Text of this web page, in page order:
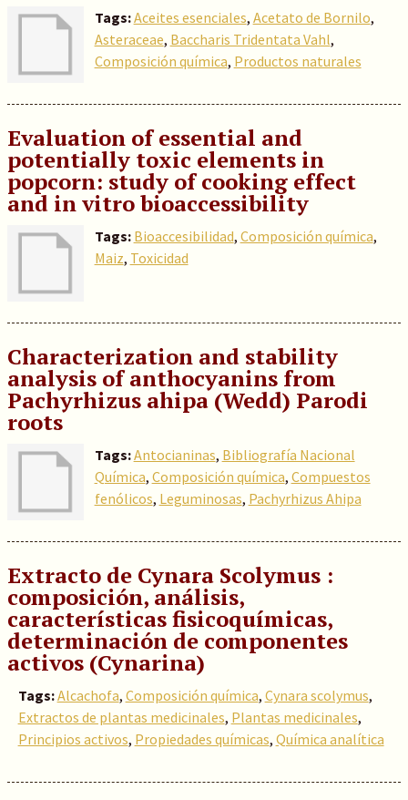
Tags:Aceites esenciales, Acetato de Bornilo,
Asteraceae, Baccharis Tridentata Vahl,
Composición química, Productos naturales
Evaluation of essential and
potentially toxic elements in
popcorn: study of cooking effect
and in vitro bioaccessibility
Tags: Bioaccesibilidad, Composición química,
Maiz, Toxicidad
Characterization and stability
analysis of anthocyanins from
Pachyrhizus ahipa (Wedd) Parodi
roots
Tags:Antocianinas, Bibliografía Nacional
Química, Composición química, Compuestos
fenólicos, Leguminosas, Pachyrhizus Ahipa
Extracto de Cynara Scolymus :
composición, análisis,
características fisicoquímicas,
determinación de componentes
activos (Cynarina)
Tags:Alcachofa, Composición química, Cynara scolymus,
Extractos de plantas medicinales, Plantas medicinales,
Principios activos, Propiedades químicas, Química analítica